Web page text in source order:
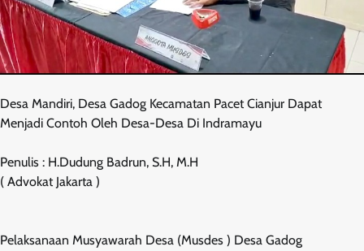
Desa Mandiri, Desa Gadog Kecamatan Pacet Cianjur Dapat
Menjadi Contoh Oleh Desa-Desa Di Indramayu
Penulis : H.Dudung Badrun, S.H, M.H
( Advokat Jakarta )
Pelaksanaan Musyawarah Desa (Musdes ) Desa Gadog